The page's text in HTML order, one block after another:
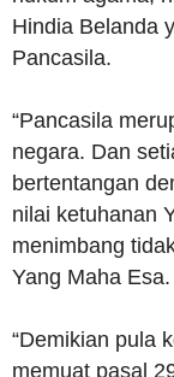
Hindia Belanda
Pancasila.
“Pancasila
negara. Dan
bertentangan
nilai ketuhanan
menimbang
Yang Maha Esa.
“Demikian pula
memuat pasal